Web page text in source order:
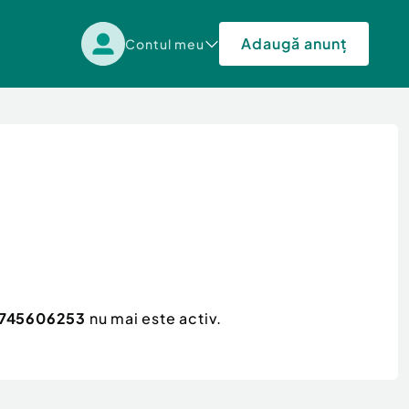
Contul meu Adaugă anunț
nu mai este activ.